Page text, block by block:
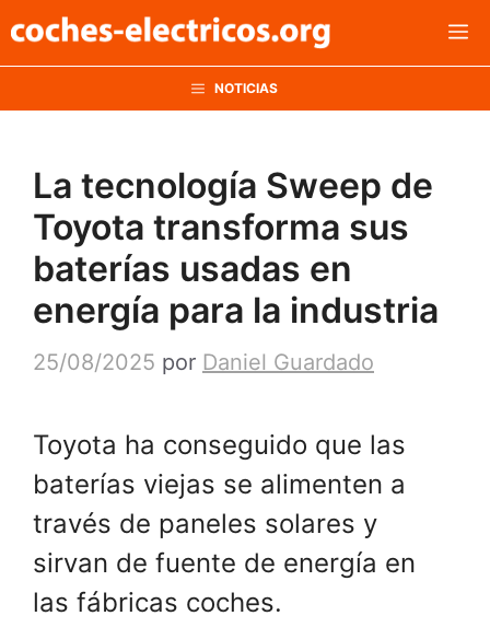
al
NOTICIAS
La tecnología Sweep de
Toyota transforma sus
baterías usadas en
energía para la industria
25/08/2025 por Daniel Guardado
Toyota ha conseguido que las
baterías viejas se alimenten a
través de paneles solares y
sirvan de fuente de energía en
las fábricas coches.